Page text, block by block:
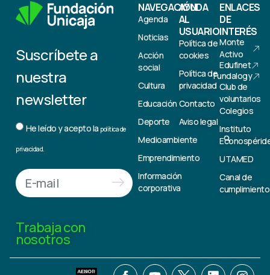
Suscríbete a
nuestra
newsletter
He leído y acepto la política de
privacidad.
Trabaja con
nosotros
NAVEGACIÓN
Agenda
Noticias
Acción
social
Cultura
Educación
Deporte
Medioambiente
Emprendimiento
Información
corporativa
AYUDA
AL
USUARIO
Política de
cookies
Política de
privacidad
Contacto
Aviso legal
ENLACES
DE
INTERÉS
Monte
Activo
Edufinet
Fundalogy
Club de
voluntarios
Colegios
Instituto
UTAMED
Canal de
cumplimiento